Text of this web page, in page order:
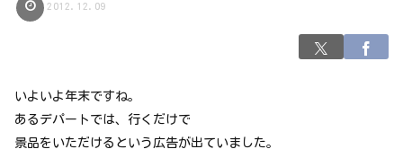
2012.12.09
いよいよ年末ですね。
あるデパートでは、行くだけで
景品をいただけるという広告が出ていました。